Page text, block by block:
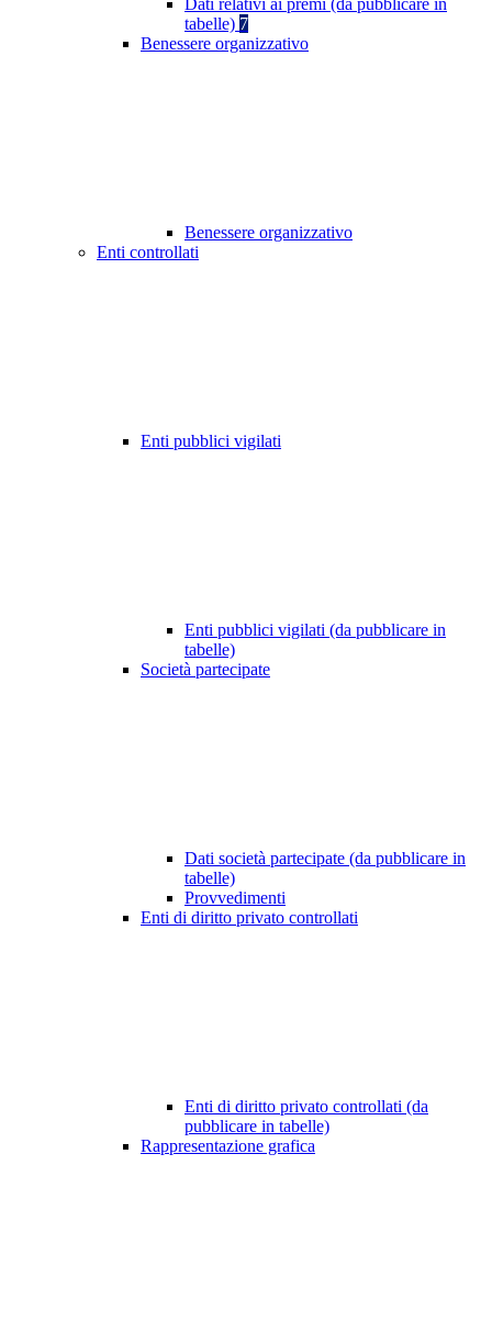
Dati relativi ai premi (da pubblicare in
tabelle) 7
Benessere organizzativo
Benessere organizzativo
Enti controllati
Enti pubblici vigilati
Enti pubblici vigilati (da pubblicare in
tabelle)
Società partecipate
Dati società partecipate (da pubblicare in
tabelle)
Provvedimenti
Enti di diritto privato controllati
Enti di diritto privato controllati (da
pubblicare in tabelle)
Rappresentazione grafica